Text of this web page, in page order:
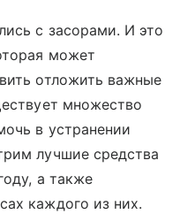
с засорами. И это
может
отложить важные
множество
в устранении
лучшие средства
а также
каждого из них.